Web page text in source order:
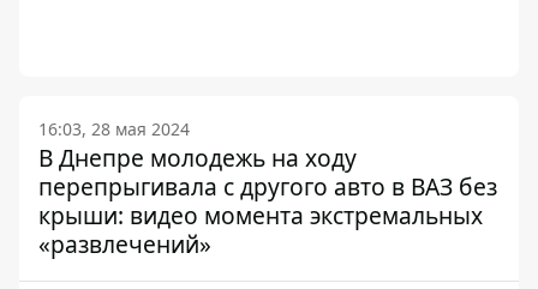
16:03, 28 мая 2024
В Днепре молодежь на ходу
перепрыгивала с другого авто в ВАЗ без
крыши: видео момента экстремальных
«развлечений»